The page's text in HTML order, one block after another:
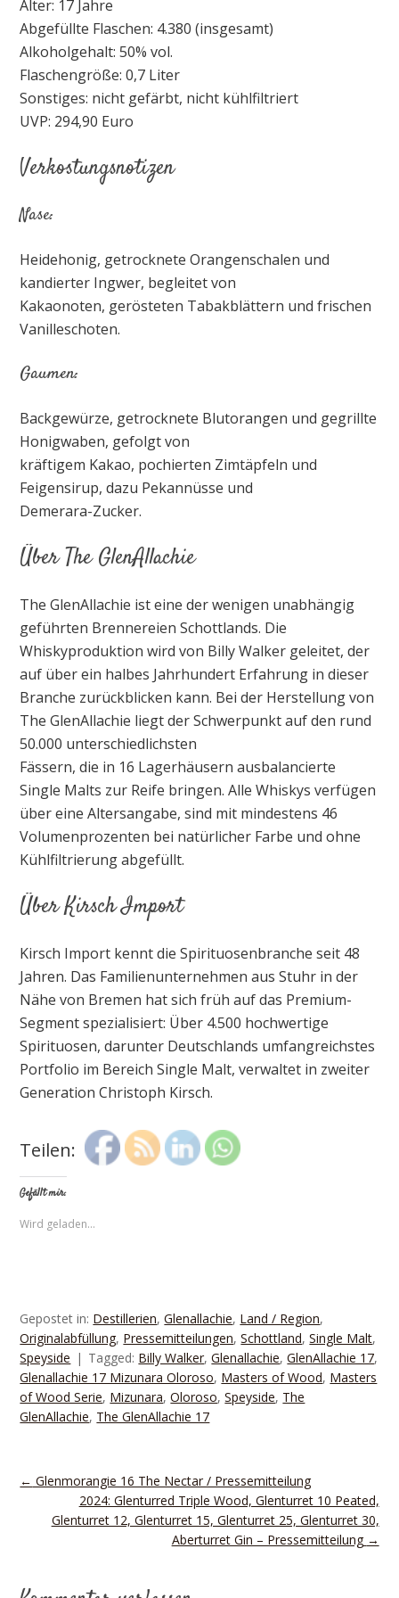
Alter: 17 Jahre
Abgefüllte Flaschen: 4.380 (insgesamt)
Alkoholgehalt: 50% vol.
Flaschengröße: 0,7 Liter
Sonstiges: nicht gefärbt, nicht kühlfiltriert
UVP: 294,90 Euro
Verkostungsnotizen
Nase:
Heidehonig, getrocknete Orangenschalen und
kandierter Ingwer, begleitet von
Kakaonoten, gerösteten Tabakblättern und frischen
Vanilleschoten.
Gaumen:
Backgewürze, getrocknete Blutorangen und gegrillte
Honigwaben, gefolgt von
kräftigem Kakao, pochierten Zimtäpfeln und
Feigensirup, dazu Pekannüsse und
Demerara-Zucker.
Über The GlenAllachie
The GlenAllachie ist eine der wenigen unabhängig
geführten Brennereien Schottlands. Die
Whiskyproduktion wird von Billy Walker geleitet, der
auf über ein halbes Jahrhundert Erfahrung in dieser
Branche zurückblicken kann. Bei der Herstellung von
The GlenAllachie liegt der Schwerpunkt auf den rund
50.000 unterschiedlichsten
Fässern, die in 16 Lagerhäusern ausbalancierte
Single Malts zur Reife bringen. Alle Whiskys verfügen
über eine Altersangabe, sind mit mindestens 46
Volumenprozenten bei natürlicher Farbe und ohne
Kühlfiltrierung abgefüllt.
Über Kirsch Import
Kirsch Import kennt die Spirituosenbranche seit 48
Jahren. Das Familienunternehmen aus Stuhr in der
Nähe von Bremen hat sich früh auf das Premium-
Segment spezialisiert: Über 4.500 hochwertige
Spirituosen, darunter Deutschlands umfangreichstes
Portfolio im Bereich Single Malt, verwaltet in zweiter
Generation Christoph Kirsch.
Teilen:
Gefällt mir:
Wird geladen...
Gepostet in: Destillerien,Glenallachie, Land / Region,
Originalabfüllung, Pressemitteilungen,Schottland,Single Malt,
Speyside
Tagged: Billy Walker,Glenallachie,GlenAllachie 17,
Glenallachie 17 Mizunara Oloroso, Masters of Wood, Masters
of Wood Serie, Mizunara,Oloroso,Speyside, The
GlenAllachie, The GlenAllachie 17
← Glenmorangie 16 The Nectar / Pressemitteilung
2024: Glenturred Triple Wood, Glenturret 10 Peated,
Glenturret 12, Glenturret 15, Glenturret 25, Glenturret 30,
Aberturret Gin – Pressemitteilung →